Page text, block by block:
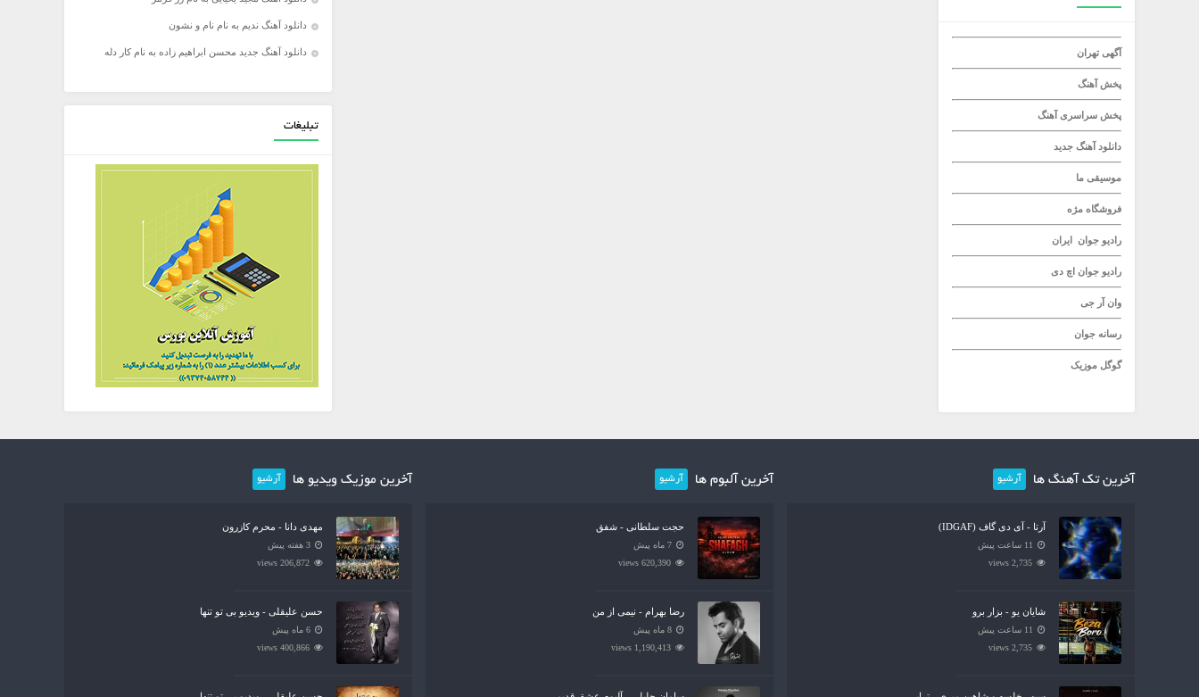
آگهی تهران
پخش آهنگ
پخش سراسری آهنگ
دانلود آهنگ جدید
موسیقی ما
فروشگاه مژه
رادیو جوان ایران
رادیو جوان اچ دی
وان آر جی
رسانه جوان
گوگل موزیک
دانلود آهنگ ندیم به نام نام و نشون
دانلود آهنگ جدید محسن ابراهیم زاده به نام کار دله
تبلیغات
آخرین تک آهنگ ها آرشیو
آرتا - آی دی گاف (IDGAF)
11 ساعت پیش
2,735 views
شایان یو - بزار برو
11 ساعت پیش
2,735 views
آخرین آلبوم ها آرشیو
حجت سلطانی - شفق
7 ماه پیش
620,390 views
رضا بهرام - نیمی از من
8 ماه پیش
1,190,413 views
آخرین موزیک ویدیو ها آرشیو
مهدی دانا - محرم کازرون
3 هفته پیش
206,872 views
حسن علیقلی - ویدیو بی تو تنها
6 ماه پیش
400,866 views